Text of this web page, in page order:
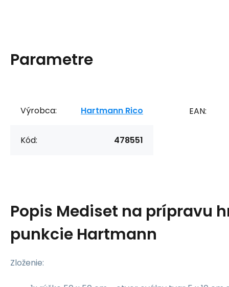
Parametre
Výrobca: Hartmann Rico
Kód: 478551
EAN:
Popis Mediset na prípravu
punkcie Hartmann
Zloženie: